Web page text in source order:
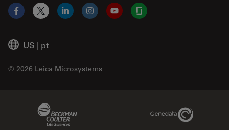
US | pt
© 2026 Leica Microsystems
Facebook
X LinkedInInstagramYouTubeGlassdoor
Genedata Link